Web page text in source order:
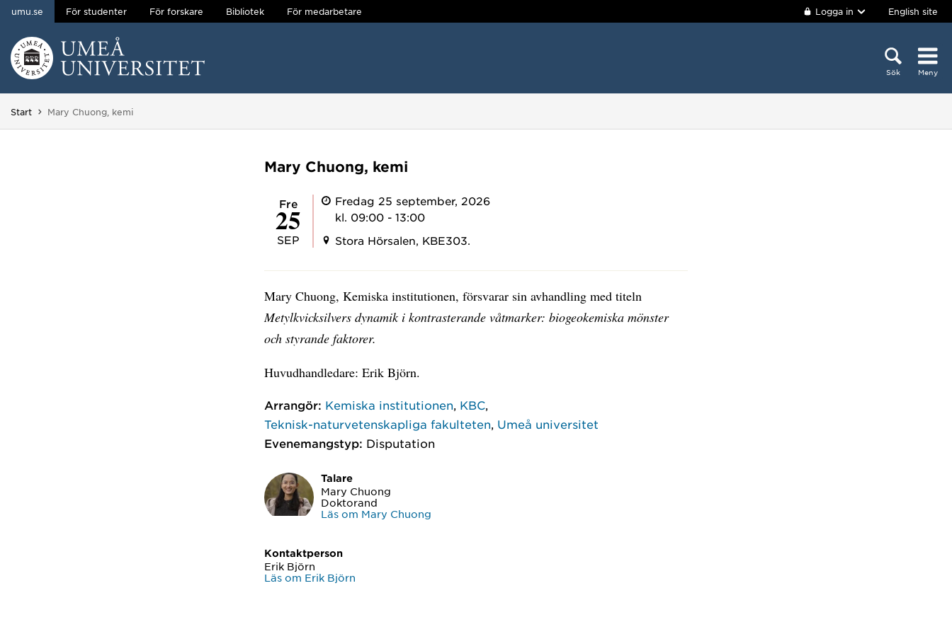
Hoppa direkt till innehållet
umu.se För studenter För forskare Bibliotek För medarbetare Logga in English site
Sök Meny
Start Du är här:
Mary Chuong, kemi
Mary Chuong, kemi
fre
25
SEP
Fredag 25 september, 2026
kl. 09:00 - 13:00
Stora Hörsalen, KBE303.
Mary Chuong, Kemiska institutionen, försvarar sin avhandling med titeln
Metylkvicksilvers dynamik i kontrasterande våtmarker: biogeokemiska mönster
och styrande faktorer.
Huvudhandledare: Erik Björn.
Arrangör: Kemiska institutionen KBC
Teknisk-naturvetenskapliga fakulteten Umeå universitet
Evenemangstyp: Disputation
Talare
Mary Chuong
Doktorand
Läs om Mary Chuong
Kontaktperson
Erik Björn
Läs om Erik Björn